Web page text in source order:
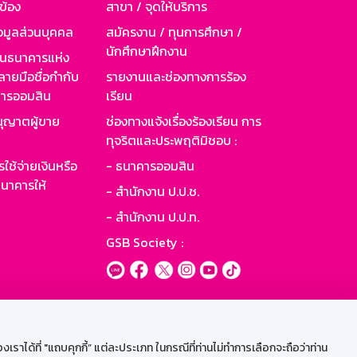
ได้ที่ "แถบคุกกี้” แต่ละประเภท ในกรณีที่ท่านไม่ทำการเลือกจะถือว่าท่าน
อง
มูลส่วนบุคคล
นาคารแห่ง
ายมือชื่อกำกับ
รออมสิน
ญาตผู้ขาย
ช้จ่ายเงินหรือ
คารให้
สาขา / จุดให้บริการ
สมัครงาน / ทุนการศึกษา /
นักศึกษาฝึกงาน
รายงานและช่องทางการร้อง
เรียน
ช่องทางแจ้งเรื่องร้องเรียน การ
ทุจริตและประพฤติมิชอบ :
- ธนาคารออมสิน
- สำนักงาน ป.ป.ช.
- สำนักงาน ป.ป.ท.
GSB Society :